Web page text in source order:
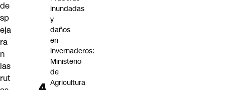
de
sp
eja
ra
n
las
rut
inundadas
y
daños
en
invernaderos:
Ministerio
de
Agricultura